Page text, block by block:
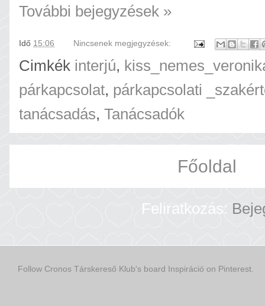
További bejegyzések »
Idő 15:06 Nincsenek megjegyzések:
Cimkék interjú,
párkapcsolat, párkapcsolati
tanácsadás, Tanácsadók
Főoldal
Feliratkozás:
Follow Cronos Társkereső Klub's board Inspiráció on Pinterest.